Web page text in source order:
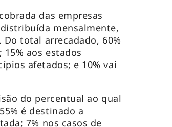
das empresas
mensalmente,
Do total arrecadado, 60%
aos estados
afetados; e 10% vai
do percentual ao qual
é destinado a
7% nos casos de